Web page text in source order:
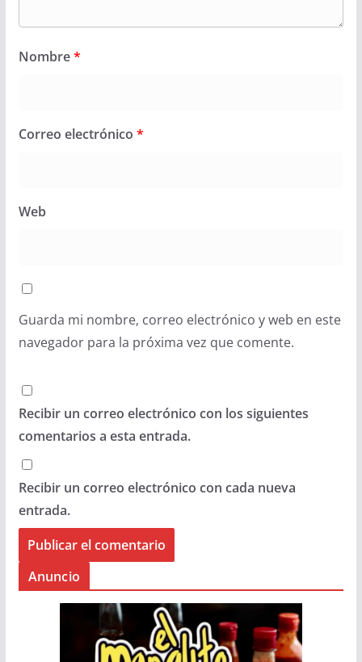
Nombre*
Correo electrónico *
Web
Guarda mi nombre, correo electrónico y web en este
navegador para la próxima vez que comente.
Recibir un correo electrónico con los siguientes
comentarios a esta entrada.
Recibir un correo electrónico con cada nueva
entrada.
Anuncio